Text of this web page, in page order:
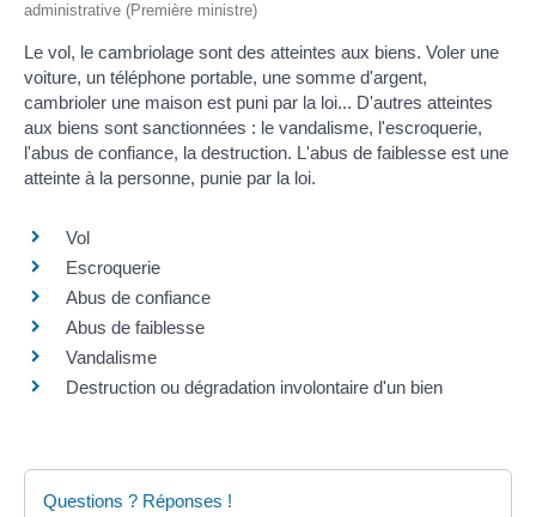
administrative (Première ministre)
Le vol, le cambriolage sont des atteintes aux biens. Voler une
voiture, un téléphone portable, une somme d'argent,
cambrioler une maison est puni par la loi... D'autres atteintes
aux biens sont sanctionnées : le vandalisme, l'escroquerie,
l'abus de confiance, la destruction. L'abus de faiblesse est une
atteinte à la personne, punie par la loi.
Vol
Escroquerie
Abus de confiance
Abus de faiblesse
Vandalisme
Destruction ou dégradation involontaire d'un bien
Questions ? Réponses !